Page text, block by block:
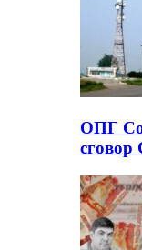
ОПГ